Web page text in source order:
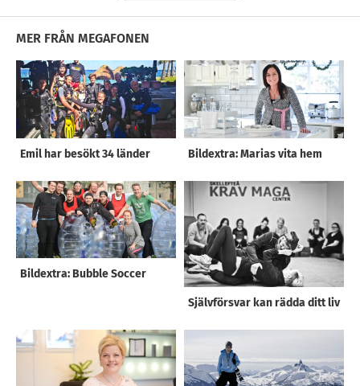
MER FRÅN MEGAFONEN
Emil har besökt 34 länder Bildextra: Marias vita hem
Bildextra: Bubble Soccer
Självförsvar kan rädda ditt liv